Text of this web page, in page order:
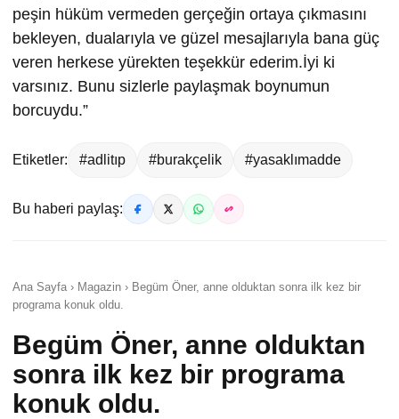
peşin hüküm vermeden gerçeğin ortaya çıkmasını
bekleyen, dualarıyla ve güzel mesajlarıyla bana güç
veren herkese yürekten teşekkür ederim.İyi ki
varsınız. Bunu sizlerle paylaşmak boynumun
borcuydu.”
Etiketler: #adlitıp #burakçelik #yasaklımadde
Bu haberi paylaş:
Ana Sayfa › Magazin › Begüm Öner, anne olduktan sonra ilk kez bir
programa konuk oldu.
Begüm Öner, anne olduktan
sonra ilk kez bir programa
konuk oldu.